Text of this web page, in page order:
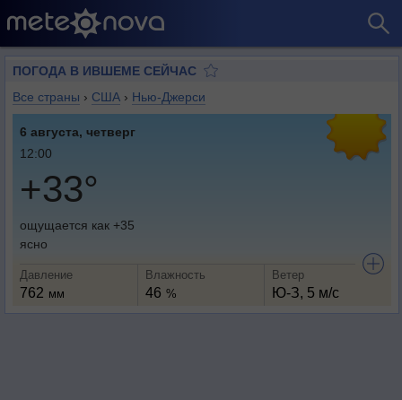
ПОГОДА В ИВШЕМЕ СЕЙЧАС
Все страны › США › Нью-Джерси
6 августа, четверг
12:00
+33°
ощущается как +35
ясно
Давление
762 мм
Влажность
46 %
Ветер
Ю-З, 5 м/с